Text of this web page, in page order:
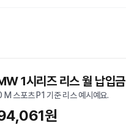
1시리즈 리스 월 납입금
M 스포츠 P1 기준 리스 예시예요.
원